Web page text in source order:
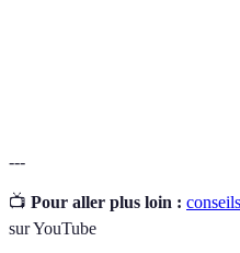
---
📺 Pour aller plus loin :
sur YouTube